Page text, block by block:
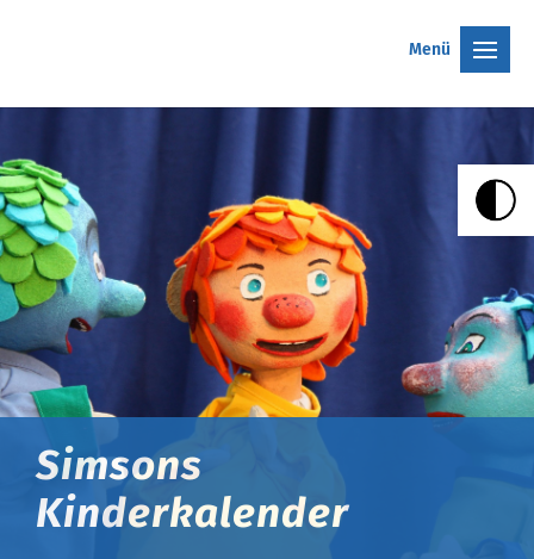
Menü
Simsons
Kinderkalender